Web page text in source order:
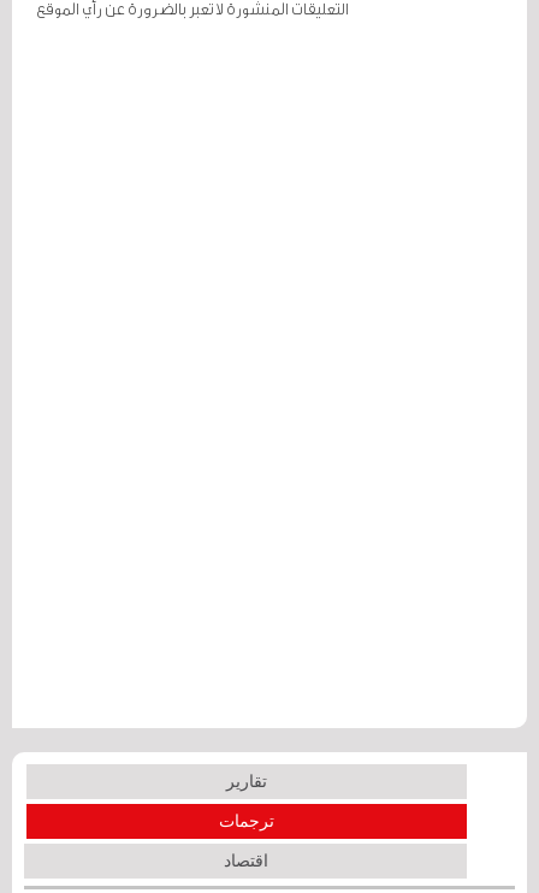
التعليقات المنشورة لا تعبر بالضرورة عن رأي الموقع
تقارير
ترجمات
اقتصاد